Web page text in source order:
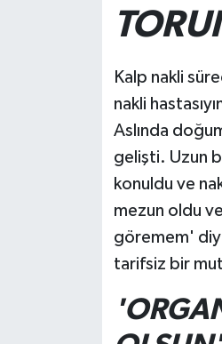
Kalp nakli
nakli
Aslında
gelişti. Uzun
konuldu ve
mezun oldu
göremem'
tarifsiz bir